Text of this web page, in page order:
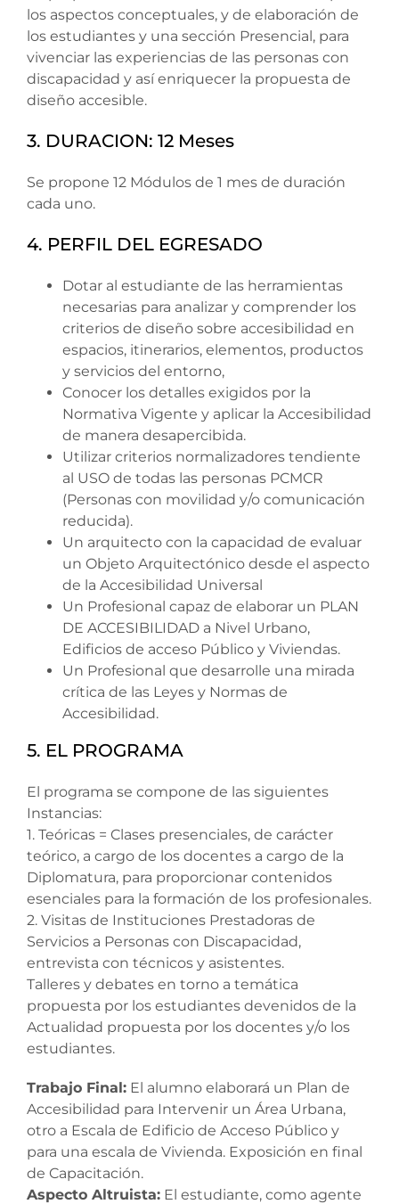
los aspectos conceptuales, y de elaboración de
los estudiantes y una sección Presencial, para
vivenciar las experiencias de las personas con
discapacidad y así enriquecer la propuesta de
diseño accesible.
3. DURACION: 12 Meses
Se propone 12 Módulos de 1 mes de duración
cada uno.
4. PERFIL DEL EGRESADO
Dotar al estudiante de las herramientas
necesarias para analizar y comprender los
criterios de diseño sobre accesibilidad en
espacios, itinerarios, elementos, productos
y servicios del entorno,
Conocer los detalles exigidos por la
Normativa Vigente y aplicar la Accesibilidad
de manera desapercibida.
Utilizar criterios normalizadores tendiente
al USO de todas las personas PCMCR
(Personas con movilidad y/o comunicación
reducida).
Un arquitecto con la capacidad de evaluar
un Objeto Arquitectónico desde el aspecto
de la Accesibilidad Universal
Un Profesional capaz de elaborar un PLAN
DE ACCESIBILIDAD a Nivel Urbano,
Edificios de acceso Público y Viviendas.
Un Profesional que desarrolle una mirada
crítica de las Leyes y Normas de
Accesibilidad.
5. EL PROGRAMA
El programa se compone de las siguientes
Instancias:
1. Teóricas = Clases presenciales, de carácter
teórico, a cargo de los docentes a cargo de la
Diplomatura, para proporcionar contenidos
esenciales para la formación de los profesionales.
2. Visitas de Instituciones Prestadoras de
Servicios a Personas con Discapacidad,
entrevista con técnicos y asistentes.
Talleres y debates en torno a temática
propuesta por los estudiantes devenidos de la
Actualidad propuesta por los docentes y/o los
estudiantes.
Trabajo Final: El alumno elaborará un Plan de
Accesibilidad para Intervenir un Área Urbana,
otro a Escala de Edificio de Acceso Público y
para una escala de Vivienda. Exposición en final
de Capacitación.
Aspecto Altruista: El estudiante, como agente